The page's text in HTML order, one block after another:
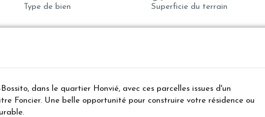
Type de bien
Superficie du terrain
dans le quartier Honvié, avec ces parcelles issues d'un
Foncier. Une belle opportunité pour construire votre résidence ou